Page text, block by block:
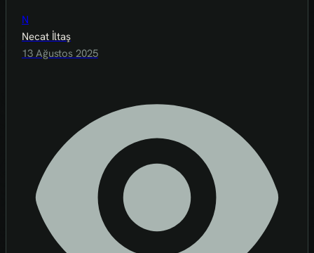
N
Necat İltaş
13 Ağustos 2025